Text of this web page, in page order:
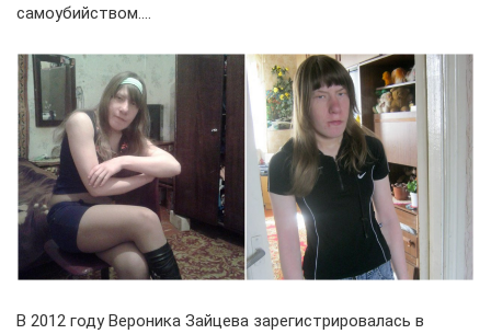
самоубийством….
В 2012 году Вероника Зайцева зарегистрировалась в